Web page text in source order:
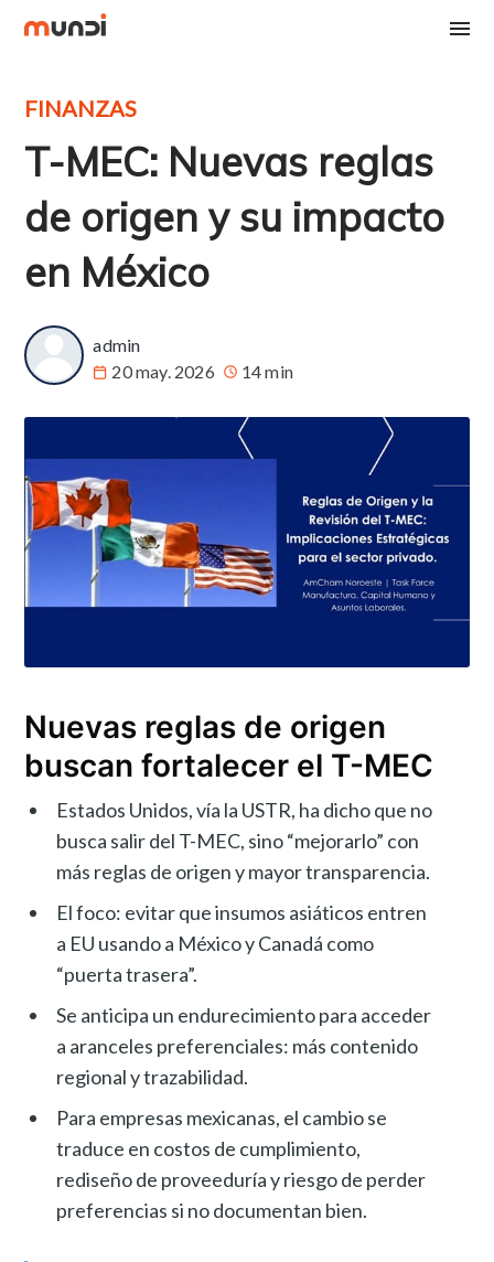
FINANZAS
T-MEC: Nuevas reglas
de origen y su impacto
en México
admin
20 may. 2026
14 min
Nuevas reglas de origen
buscan fortalecer el T-MEC
Estados Unidos, vía la USTR, ha dicho que no
busca salir del T-MEC, sino “mejorarlo” con
más reglas de origen y mayor transparencia.
El foco: evitar que insumos asiáticos entren
a EU usando a México y Canadá como
“puerta trasera”.
Se anticipa un endurecimiento para acceder
a aranceles preferenciales: más contenido
regional y trazabilidad.
Para empresas mexicanas, el cambio se
traduce en costos de cumplimiento,
rediseño de proveeduría y riesgo de perder
preferencias si no documentan bien.